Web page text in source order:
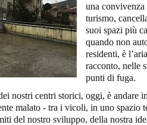
una
turismo,
suoi spazi più
quando non
residenti, è
racconto, nelle
punti di fuga.
nostri centri storici, oggi, è andare
malato - tra i vicoli, in uno spazio
del nostro sviluppo, della nostra